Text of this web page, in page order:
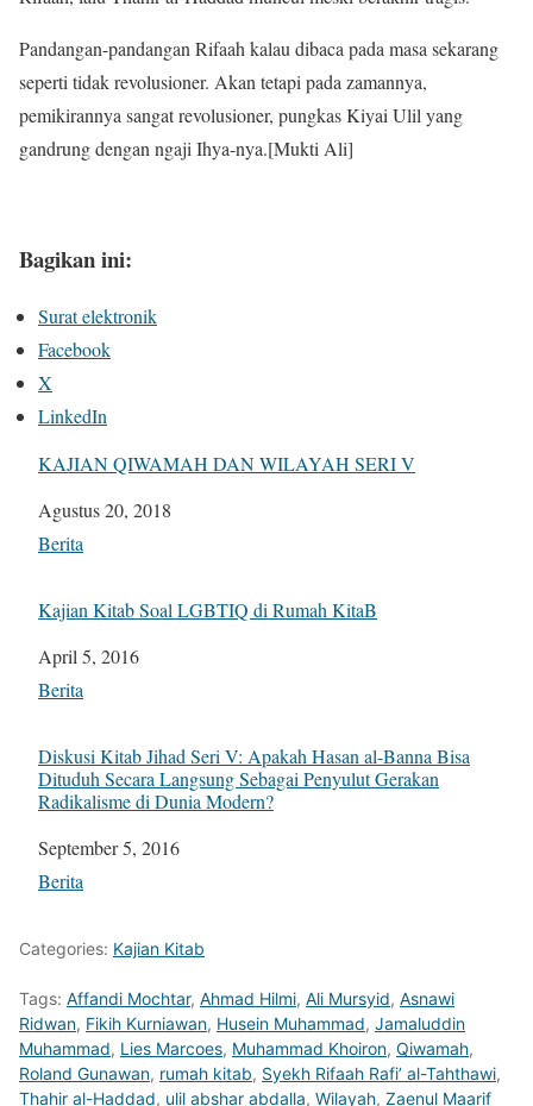
Pandangan-pandangan Rifaah kalau dibaca pada masa sekarang
seperti tidak revolusioner. Akan tetapi pada zamannya,
pemikirannya sangat revolusioner, pungkas Kiyai Ulil yang
gandrung dengan ngaji Ihya-nya.[Mukti Ali]
Bagikan ini:
Surat elektronik
Facebook
X
LinkedIn
KAJIAN QIWAMAH DAN WILAYAH SERI V
Tanggal
Agustus 20, 2018
Sehubungan dengan
Berita
Kajian Kitab Soal LGBTIQ di Rumah KitaB
Tanggal
April 5, 2016
Sehubungan dengan
Berita
Diskusi Kitab Jihad Seri V: Apakah Hasan al-Banna Bisa
Dituduh Secara Langsung Sebagai Penyulut Gerakan
Radikalisme di Dunia Modern?
Tanggal
September 5, 2016
Sehubungan dengan
Berita
Categories: Kajian Kitab
Tags: Affandi Mochtar, Ahmad Hilmi, Ali Mursyid, Asnawi
Ridwan, Fikih Kurniawan, Husein Muhammad, Jamaluddin
Muhammad, Lies Marcoes, Muhammad Khoiron, Qiwamah,
Roland Gunawan, rumah kitab, Syekh Rifaah Rafi’ al-Tahthawi,
Thahir al-Haddad, ulil abshar abdalla, Wilayah, Zaenul Maarif